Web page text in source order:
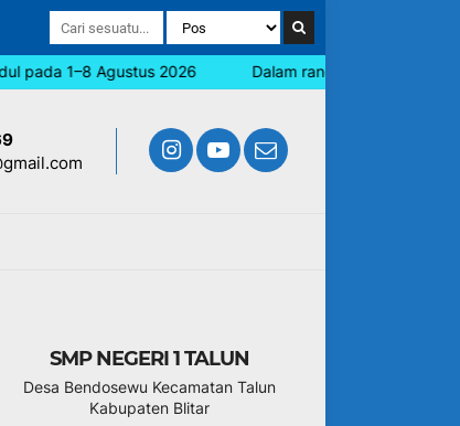
1–8 Agustus 2026 Dalam rangka memperingati
SMP NEGERI 1 TALUN
Desa Bendosewu Kecamatan Talun
Kabupaten Blitar